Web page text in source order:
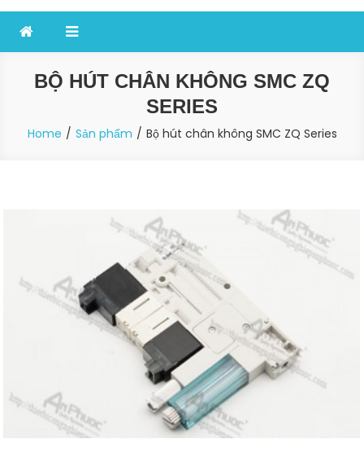
BỘ HÚT CHÂN KHÔNG SMC ZQ
SERIES
Home Sản phẩm Bộ hút chân không SMC ZQ Series